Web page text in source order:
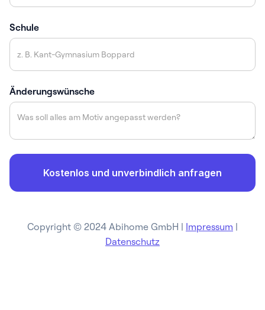
Schule
Änderungswünsche
Copyright © 2024 Abihome GmbH | Impressum |
Datenschutz